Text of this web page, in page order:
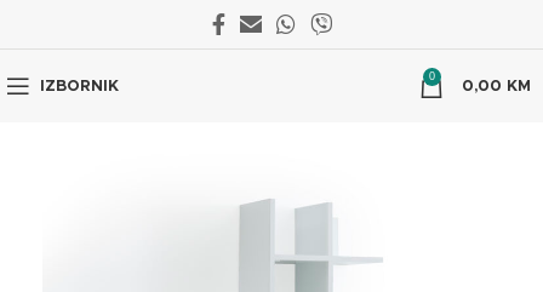
IZBORNIK
0
0,00 KM